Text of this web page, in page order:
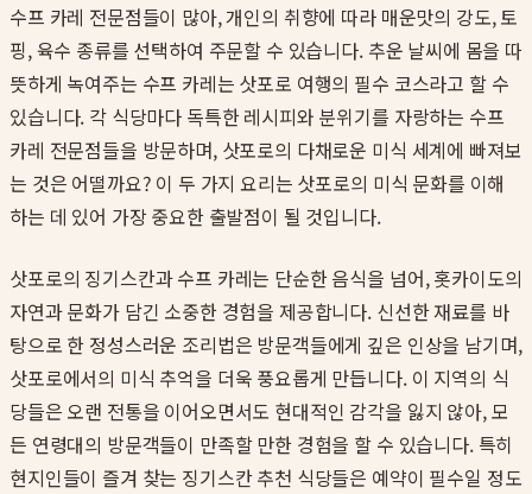
수프 카레 전문점들이 많아, 개인의 취향에 따라 매운맛의 강도, 토
핑, 육수 종류를 선택하여 주문할 수 있습니다. 추운 날씨에 몸을 따
뜻하게 녹여주는 수프 카레는 삿포로 여행의 필수 코스라고 할 수
있습니다. 각 식당마다 독특한 레시피와 분위기를 자랑하는 수프
카레 전문점들을 방문하며, 삿포로의 다채로운 미식 세계에 빠져보
는 것은 어떨까요? 이 두 가지 요리는 삿포로의 미식 문화를 이해
하는 데 있어 가장 중요한 출발점이 될 것입니다.
삿포로의 징기스칸과 수프 카레는 단순한 음식을 넘어, 홋카이도의
자연과 문화가 담긴 소중한 경험을 제공합니다. 신선한 재료를 바
탕으로 한 정성스러운 조리법은 방문객들에게 깊은 인상을 남기며,
삿포로에서의 미식 추억을 더욱 풍요롭게 만듭니다. 이 지역의 식
당들은 오랜 전통을 이어오면서도 현대적인 감각을 잃지 않아, 모
든 연령대의 방문객들이 만족할 만한 경험을 할 수 있습니다. 특히
현지인들이 즐겨 찾는 징기스칸 추천 식당들은 예약이 필수일 정도